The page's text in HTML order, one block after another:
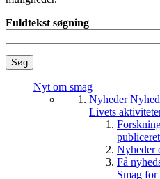
Fuldtekst søgning
Nyt om smag
Nyheder
Livets
Nyheder
Få
Smag